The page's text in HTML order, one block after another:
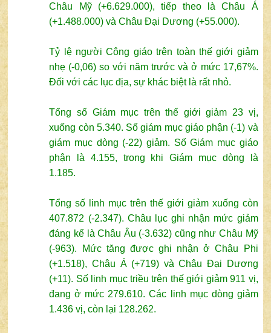
Châu Mỹ (+6.629.000), tiếp theo là Châu Á
(+1.488.000) và Châu Đại Dương (+55.000).
Tỷ lệ người Công giáo trên toàn thế giới giảm
nhẹ (-0,06) so với năm trước và ở mức 17,67%.
Đối với các lục địa, sự khác biệt là rất nhỏ.
Tổng số Giám mục trên thế giới giảm 23 vị,
xuống còn 5.340. Số giám mục giáo phận (-1) và
giám mục dòng (-22) giảm. Số Giám mục giáo
phận là 4.155, trong khi Giám mục dòng là
1.185.
Tổng số linh mục trên thế giới giảm xuống còn
407.872 (-2.347). Châu lục ghi nhận mức giảm
đáng kể là Châu Âu (-3.632) cũng như Châu Mỹ
(-963). Mức tăng được ghi nhận ở Châu Phi
(+1.518), Châu Á (+719) và Châu Đại Dương
(+11). Số linh mục triều trên thế giới giảm 911 vị,
đang ở mức 279.610. Các linh mục dòng giảm
1.436 vị, còn lại 128.262.